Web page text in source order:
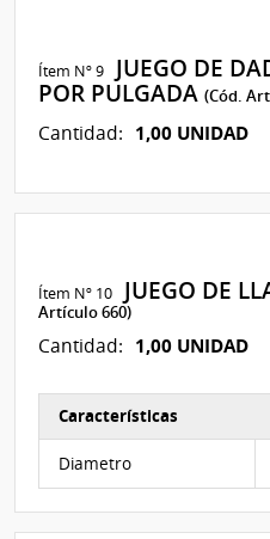
Ítem Nº 9
JUEGO DE
POR PULGADA(Cód.
Cantidad: 1,00 UNIDAD
Ítem Nº 10 JUEGO DE
Artículo 660)
Cantidad: 1,00 UNIDAD
Características del Ítem
Características
Diametro